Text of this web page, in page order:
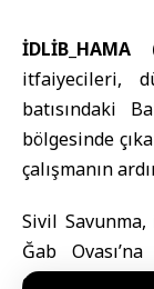
itfaiyecileri,
batısındaki
bölgesinde
çalışmanın
Sivil
Ğab
çevresinde